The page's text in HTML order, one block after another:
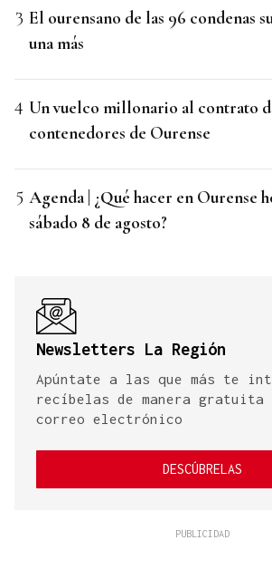
El ourensano de las 96 condenas
una más
Un vuelco millonario al contrato
contenedores de Ourense
Agenda | ¿Qué hacer en Ourense
sábado 8 de agosto?
Newsletters La Región
Apúntate a las que más te
recíbelas de manera gratuita
correo electrónico
DESCÚBRELAS